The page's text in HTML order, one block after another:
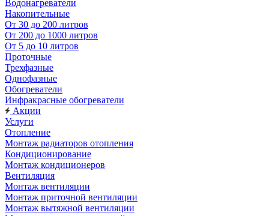
Водонагреватели
Накопительные
От 30 до 200 литров
От 200 до 1000 литров
От 5 до 10 литров
Проточные
Трехфазные
Однофазные
Обогреватели
Инфракрасные обогреватели
Акции
Услуги
Отопление
Монтаж радиаторов отопления
Кондиционирование
Монтаж кондиционеров
Вентиляция
Монтаж вентиляции
Монтаж приточной вентиляции
Монтаж вытяжной вентиляции